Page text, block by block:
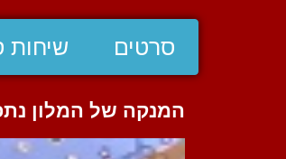
סרטים שיחות
המנקה של המלון